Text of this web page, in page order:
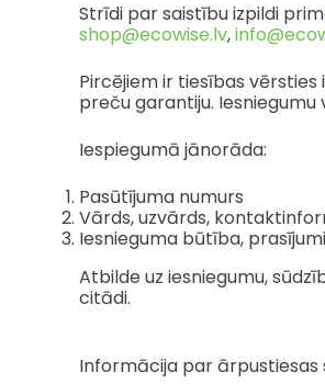
Strīdi par saistību izpildi
shop@ecowise.lv,
Pircējiem ir tiesības
preču garantiju.
Iespiegumā jānorāda:
Pasūtījuma numurs
Vārds, uzvārds,
Iesnieguma būtība,
Atbilde uz iesniegumu,
citādi.
Informācija par ārpustiesas